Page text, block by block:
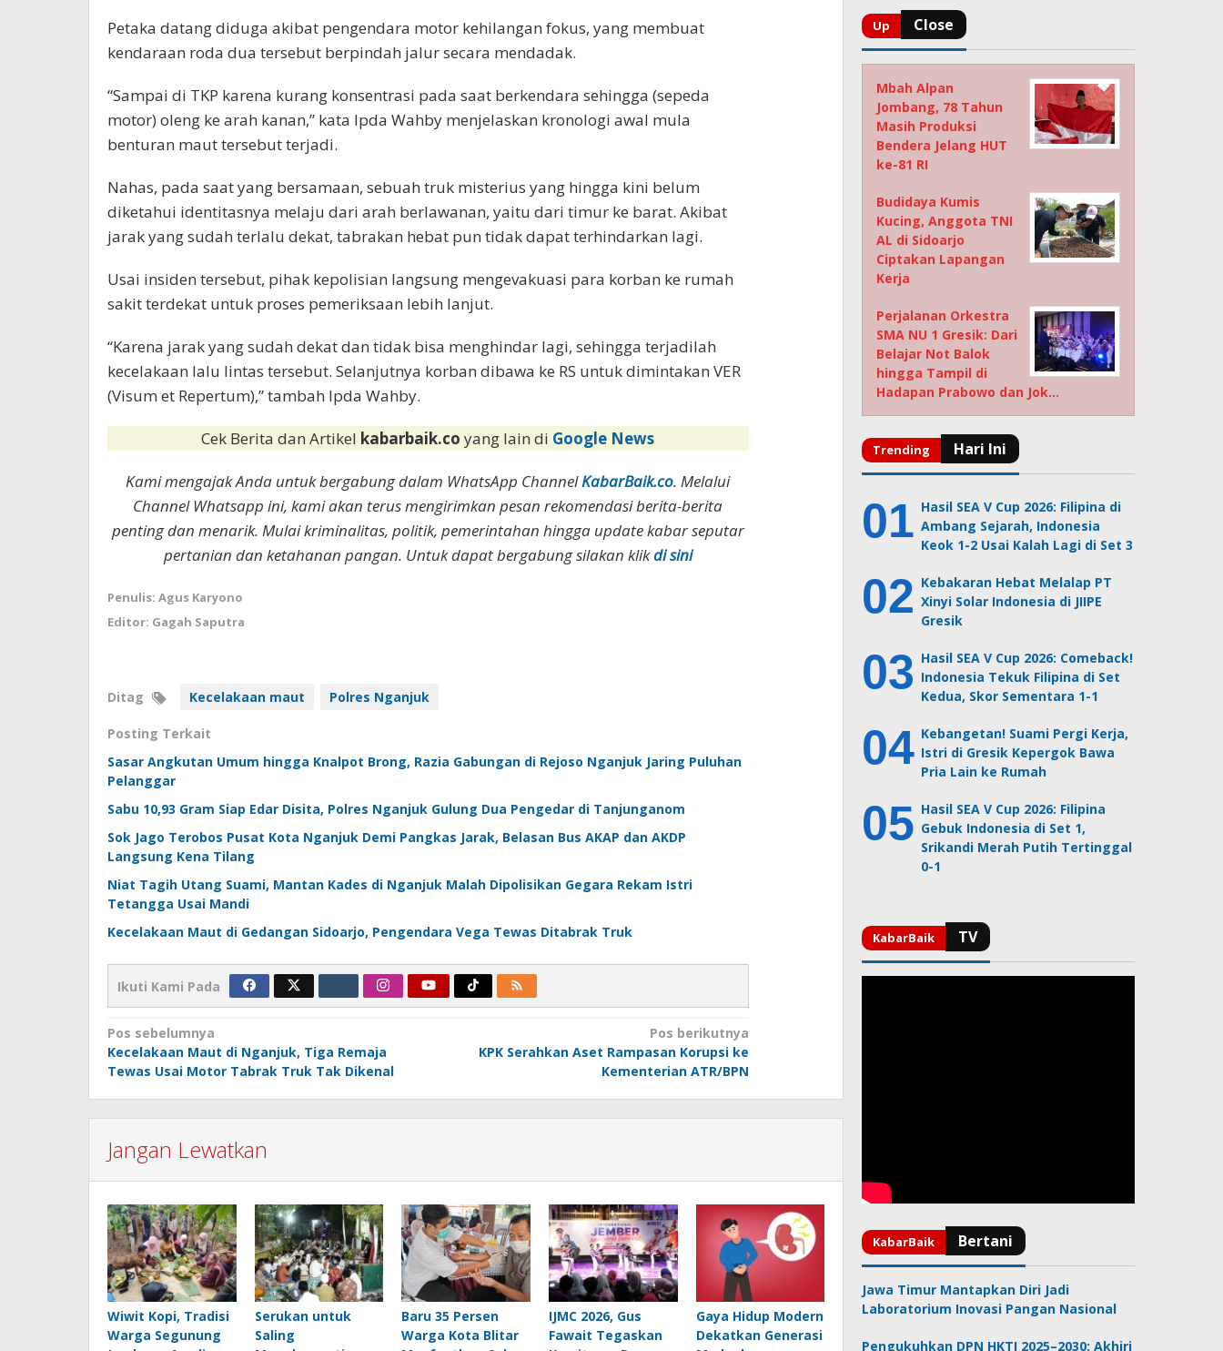
Petaka datang diduga akibat pengendara motor kehilangan fokus, yang membuat
kendaraan roda dua tersebut berpindah jalur secara mendadak.
“Sampai di TKP karena kurang konsentrasi pada saat berkendara sehingga (sepeda
motor) oleng ke arah kanan,” kata Ipda Wahby menjelaskan kronologi awal mula
benturan maut tersebut terjadi.
Nahas, pada saat yang bersamaan, sebuah truk misterius yang hingga kini belum
diketahui identitasnya melaju dari arah berlawanan, yaitu dari timur ke barat. Akibat
jarak yang sudah terlalu dekat, tabrakan hebat pun tidak dapat terhindarkan lagi.
Usai insiden tersebut, pihak kepolisian langsung mengevakuasi para korban ke rumah
sakit terdekat untuk proses pemeriksaan lebih lanjut.
“Karena jarak yang sudah dekat dan tidak bisa menghindar lagi, sehingga terjadilah
kecelakaan lalu lintas tersebut. Selanjutnya korban dibawa ke RS untuk dimintakan VER
(Visum et Repertum),” tambah Ipda Wahby.
Cek Berita dan Artikel kabarbaik.coyang lain di Google News
Kami mengajak Anda untuk bergabung dalam WhatsApp ChannelKabarBaik.co. Melalui
Channel Whatsapp ini, kami akan terus mengirimkan pesan rekomendasi berita-berita
penting dan menarik. Mulai kriminalitas, politik, pemerintahan hingga update kabar seputar
pertanian dan ketahanan pangan. Untuk dapat bergabung silakan klikdi sini
Penulis: Agus Karyono
Editor: Gagah Saputra
Ditag Kecelakaan maut Polres Nganjuk
Posting Terkait
Sasar Angkutan Umum hingga Knalpot Brong, Razia Gabungan di Rejoso Nganjuk Jaring Puluhan
Pelanggar
Sabu 10,93 Gram Siap Edar Disita, Polres Nganjuk Gulung Dua Pengedar di Tanjunganom
Sok Jago Terobos Pusat Kota Nganjuk Demi Pangkas Jarak, Belasan Bus AKAP dan AKDP
Langsung Kena Tilang
Niat Tagih Utang Suami, Mantan Kades di Nganjuk Malah Dipolisikan Gegara Rekam Istri
Tetangga Usai Mandi
Kecelakaan Maut di Gedangan Sidoarjo, Pengendara Vega Tewas Ditabrak Truk
Ikuti Kami Pada
Navigasi
pos
Pos sebelumnya
Kecelakaan Maut di Nganjuk, Tiga Remaja
Tewas Usai Motor Tabrak Truk Tak Dikenal
Pos berikutnya
KPK Serahkan Aset Rampasan Korupsi ke
Kementerian ATR/BPN
Jangan Lewatkan
Wiwit Kopi, Tradisi
Warga Segunung
Serukan untuk
Saling
Baru 35 Persen
Warga Kota Blitar
IJMC 2026, Gus
Fawait Tegaskan
Gaya Hidup Modern
Dekatkan Generasi
Mbah Alpan
Jombang, 78 Tahun
Masih Produksi
Bendera Jelang HUT
ke-81 RI
Budidaya Kumis
Kucing, Anggota TNI
AL di Sidoarjo
Ciptakan Lapangan
Kerja
Perjalanan Orkestra
SMA NU 1 Gresik: Dari
Belajar Not Balok
hingga Tampil di
Hadapan Prabowo dan Jok…
Hasil SEA V Cup 2026: Filipina di
Ambang Sejarah, Indonesia
Keok 1-2 Usai Kalah Lagi di Set 3
Kebakaran Hebat Melalap PT
Xinyi Solar Indonesia di JIIPE
Gresik
Hasil SEA V Cup 2026: Comeback!
Indonesia Tekuk Filipina di Set
Kedua, Skor Sementara 1-1
Kebangetan! Suami Pergi Kerja,
Istri di Gresik Kepergok Bawa
Pria Lain ke Rumah
Hasil SEA V Cup 2026: Filipina
Gebuk Indonesia di Set 1,
Srikandi Merah Putih Tertinggal
0-1
Jawa Timur Mantapkan Diri Jadi
Laboratorium Inovasi Pangan Nasional
Pengukuhkan DPN HKTI 2025–2030: Akhiri